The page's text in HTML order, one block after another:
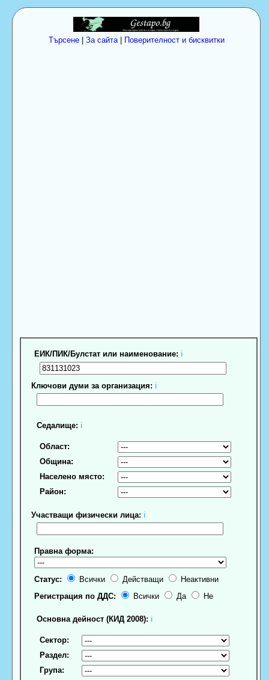
Търсене| За сайта| Поверителност и бисквитки
ЕИК/ПИК/Булстат или наименование: ℹ
Ключови думи за организация: ℹ
Седалище: ℹ
Област:
Община:
Населено място:
Район:
Участващи физически лица: ℹ
Правна форма:
Статус: Всички Действащи
Неактивни
Регистрация по ДДС:
Всички Да Не
Основна дейност (КИД 2008): ℹ
Сектор:
Раздел:
Група: